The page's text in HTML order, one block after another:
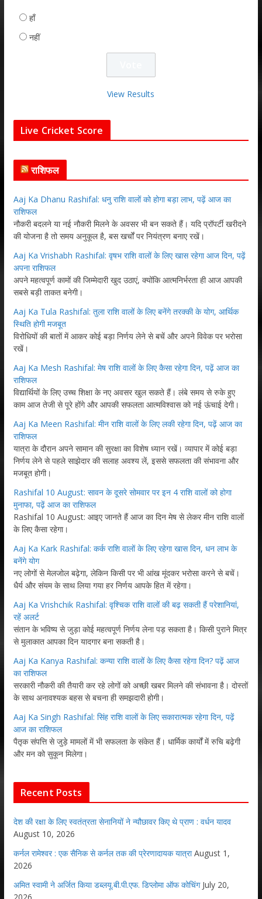
हाँ
नहीं
View Results
Live Cricket Score
राशिफल
Aaj Ka Dhanu Rashifal: धनु राशि वालों को होगा बड़ा लाभ, पढ़ें आज का
राशिफल
नौकरी बदलने या नई नौकरी मिलने के अवसर भी बन सकते हैं। यदि प्रॉपर्टी खरीदने
की योजना है तो समय अनुकूल है, बस खर्चों पर नियंत्रण बनाए रखें।
Aaj Ka Vrishabh Rashifal: वृषभ राशि वालों के लिए खास रहेगा आज दिन, पढ़ें
अपना राशिफल
अपने महत्वपूर्ण कामों की जिम्मेदारी खुद उठाएं, क्योंकि आत्मनिर्भरता ही आज आपकी
सबसे बड़ी ताकत बनेगी।
Aaj Ka Tula Rashifal: तुला राशि वालों के लिए बनेंगे तरक्की के योग, आर्थिक
स्थिति होगी मजबूत
विरोधियों की बातों में आकर कोई बड़ा निर्णय लेने से बचें और अपने विवेक पर भरोसा
रखें।
Aaj Ka Mesh Rashifal: मेष राशि वालों के लिए कैसा रहेगा दिन, पढ़ें आज का
राशिफल
विद्यार्थियों के लिए उच्च शिक्षा के नए अवसर खुल सकते हैं। लंबे समय से रुके हुए
काम आज तेजी से पूरे होंगे और आपकी सफलता आत्मविश्वास को नई ऊंचाई देगी।
Aaj Ka Meen Rashifal: मीन राशि वालों के लिए लकी रहेगा दिन, पढ़ें आज का
राशिफल
यात्रा के दौरान अपने सामान की सुरक्षा का विशेष ध्यान रखें। व्यापार में कोई बड़ा
निर्णय लेने से पहले साझेदार की सलाह अवश्य लें, इससे सफलता की संभावना और
मजबूत होगी।
Rashifal 10 August: सावन के दूसरे सोमवार पर इन 4 राशि वालों को होगा
मुनाफा, पढ़ें आज का राशिफल
Rashifal 10 August: आइए जानते हैं आज का दिन मेष से लेकर मीन राशि वालों
के लिए कैसा रहेगा।
Aaj Ka Kark Rashifal: कर्क राशि वालों के लिए रहेगा खास दिन, धन लाभ के
बनेंगे योग
नए लोगों से मेलजोल बढ़ेगा, लेकिन किसी पर भी आंख मूंदकर भरोसा करने से बचें।
धैर्य और संयम के साथ लिया गया हर निर्णय आपके हित में रहेगा।
Aaj Ka Vrishchik Rashifal: वृश्चिक राशि वालों की बढ़ सकती हैं परेशानियां,
रहें अलर्ट
संतान के भविष्य से जुड़ा कोई महत्वपूर्ण निर्णय लेना पड़ सकता है। किसी पुराने मित्र
से मुलाकात आपका दिन यादगार बना सकती है।
Aaj Ka Kanya Rashifal: कन्या राशि वालों के लिए कैसा रहेगा दिन? पढ़ें आज
का राशिफल
सरकारी नौकरी की तैयारी कर रहे लोगों को अच्छी खबर मिलने की संभावना है। दोस्तों
के साथ अनावश्यक बहस से बचना ही समझदारी होगी।
Aaj Ka Singh Rashifal: सिंह राशि वालों के लिए सकारात्मक रहेगा दिन, पढ़ें
आज का राशिफल
पैतृक संपत्ति से जुड़े मामलों में भी सफलता के संकेत हैं। धार्मिक कार्यों में रुचि बढ़ेगी
और मन को सुकून मिलेगा।
Recent Posts
देश की रक्षा के लिए स्वतंत्रता सेनानियों ने न्यौछावर किए थे प्राण : वर्धन यादव
August 10, 2026
कर्नल रामेश्वर : एक सैनिक से कर्नल तक की प्रेरणादायक यात्रा August 1,
2026
अमित स्वामी ने अर्जित किया डब्लयू.बी.पी.एफ. डिप्लोमा ऑफ कोचिंग July 20,